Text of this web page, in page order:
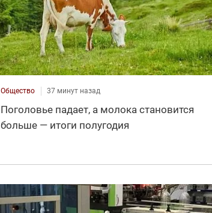
Общество 37 минут назад
Поголовье падает, а молока становится
больше — итоги полугодия